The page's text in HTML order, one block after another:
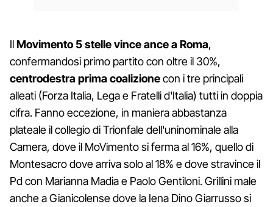
IlMovimento 5 stelle vince ance a Roma,
confermandosi primo partito con oltre il 30%,
centrodestra prima coalizionecon i tre principali
alleati (Forza Italia, Lega e Fratelli d'Italia) tutti in doppia
cifra. Fanno eccezione, in maniera abbastanza
plateale il collegio di Trionfale dell'uninominale alla
Camera, dove il MoVimento si ferma al 16%, quello di
Montesacro dove arriva solo al 18% e dove stravince il
Pd con Marianna Madia e Paolo Gentiloni. Grillini male
anche a Gianicolense dove la Iena Dino Giarrusso si